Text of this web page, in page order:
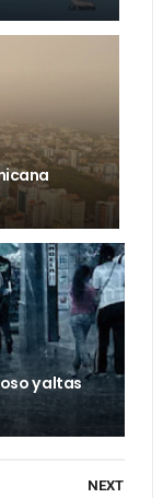
y altas
NEXT